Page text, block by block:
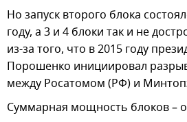
Но запуск второго блока
году, а 3 и 4 блоки так и не
из-за того, что в 2015 году
Порошенко инициировал
между Росатомом (РФ) и
Суммарная мощность блоков –